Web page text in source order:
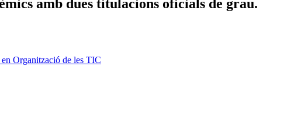
amb dues titulacions oficials de grau.
Organització de les TIC